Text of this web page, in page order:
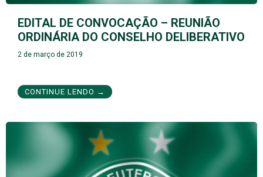
EDITAL DE CONVOCAÇÃO – REUNIÃO
ORDINÁRIA DO CONSELHO DELIBERATIVO
2 de março de 2019
CONTINUE LENDO →